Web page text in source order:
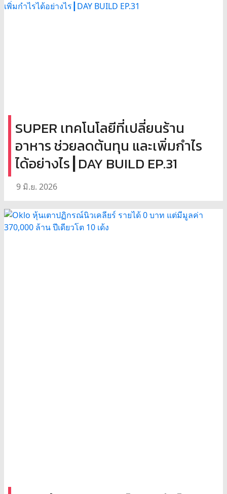
SUPER เทคโนโลยีที่เปลี่ยนร้าน
อาหาร ช่วยลดต้นทุน และเพิ่มกำไร
ได้อย่างไร┃DAY BUILD EP.31
9 มิ.ย. 2026